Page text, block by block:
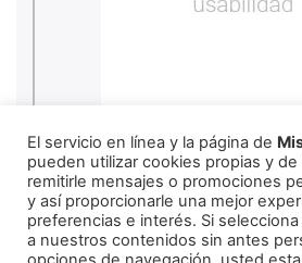
REDES SOCIALES
El servicio en línea y la página de
pueden utilizar cookies propias y de
remitirle mensajes o promociones
y así proporcionarle una mejor
preferencias e interés. Si selecciona
a nuestros contenidos sin antes